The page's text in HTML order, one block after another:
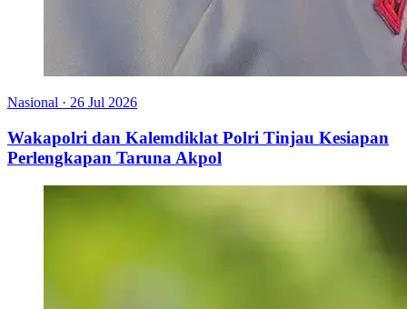
Nasional · 26 Jul 2026
Wakapolri dan Kalemdiklat Polri Tinjau Kesiapan
Perlengkapan Taruna Akpol